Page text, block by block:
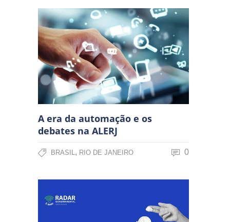
A era da automação e os
debates na ALERJ
BRASIL, RIO DE JANEIRO 0